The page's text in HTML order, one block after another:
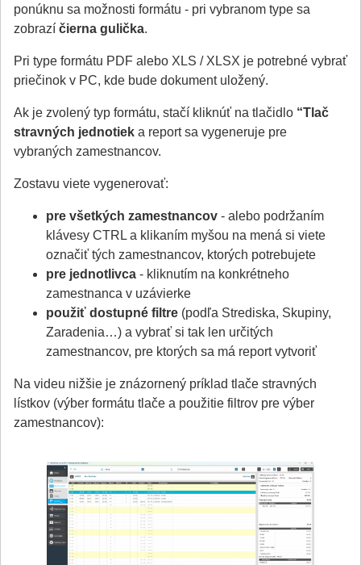
ponúknu sa možnosti formátu - pri vybranom type sa
zobrazí čierna gulička.
Pri type formátu PDF alebo XLS / XLSX je potrebné vybrať
priečinok v PC, kde bude dokument uložený.
Ak je zvolený typ formátu, stačí kliknúť na tlačidlo “Tlač
stravných jednotiek a report sa vygeneruje pre
vybraných zamestnancov.
Zostavu viete vygenerovať:
pre všetkých zamestnancov - alebo podržaním
klávesy CTRL a klikaním myšou na mená si viete
označiť tých zamestnancov, ktorých potrebujete
pre jednotlivca - kliknutím na konkrétneho
zamestnanca v uzávierke
použiť dostupné filtre (podľa Strediska, Skupiny,
Zaradenia…) a vybrať si tak len určitých
zamestnancov, pre ktorých sa má report vytvoriť
Na videu nižšie je znázornený príklad tlače stravných
lístkov (výber formátu tlače a použitie filtrov pre výber
zamestnancov):